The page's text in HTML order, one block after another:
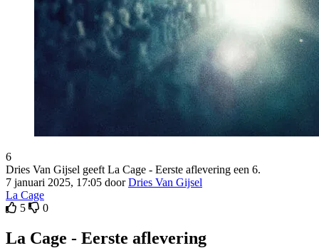
6
Dries Van Gijsel geeft La Cage - Eerste aflevering een 6.
7 januari 2025, 17:05 doorDries Van Gijsel
La Cage
5
0
La Cage - Eerste aflevering